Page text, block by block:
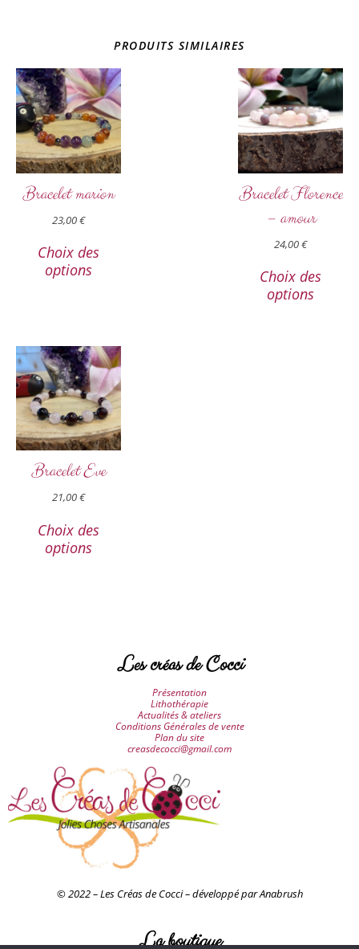
PRODUITS SIMILAIRES
Bracelet marion
23,00€
Choix des
options
Bracelet Florence
– amour
24,00€
Choix des
options
Bracelet Eve
21,00€
Choix des
options
Les créas de Cocci
Présentation
Lithothérapie
Actualités & ateliers
Conditions Générales de vente
Plan du site
creasdecocci@gmail.com
© 2022 – Les Créas de Cocci – développé par Anabrush
La boutique